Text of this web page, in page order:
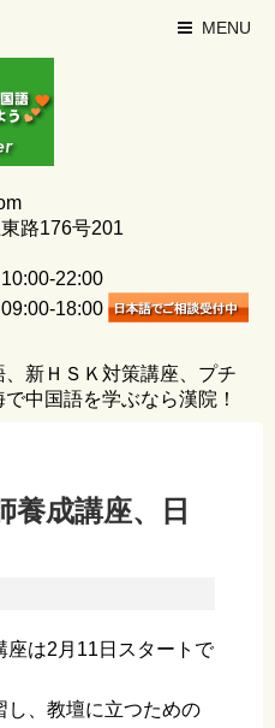
MENU
路176号201
22:00
18:00
新ＨＳＫ対策講座、プチ
中国語を学ぶなら漢院！
養成講座、日
座は2月11日スタートで
し、教壇に立つための